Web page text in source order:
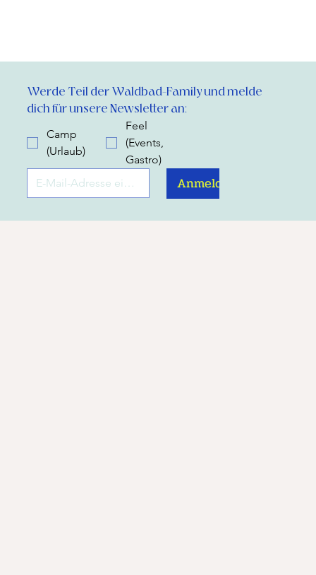
Werde Teil der Waldbad-Family und melde
dich für unsere Newsletter an:
Camp
(Urlaub)
Feel
(Events,
Gastro)
Anmelden